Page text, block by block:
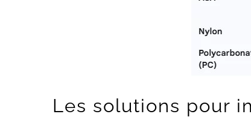
Les solutions pour